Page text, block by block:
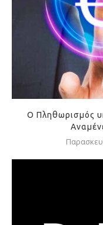
Ο Πληθωρισμός